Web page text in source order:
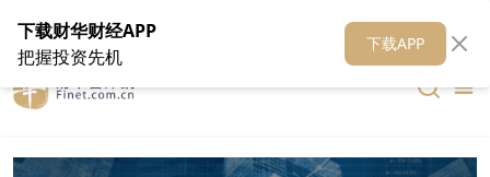
在线客服 关于我们 财华媒体矩阵 财华智库
下载财华财经APP
把握投资先机
下载APP